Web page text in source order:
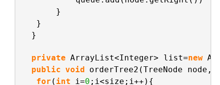
}
}
}
private ArrayList<Integer> list=new
public void orderTree2(TreeNode node,
for ( int i=0 ;i<size;i++){